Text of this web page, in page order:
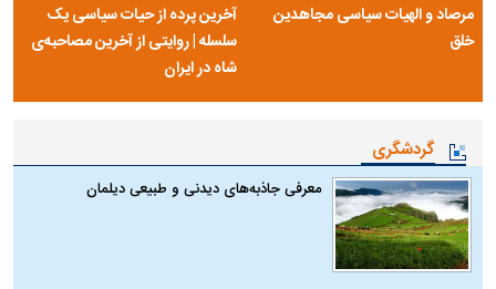
مرصاد و الهیات سیاسی مجاهدین
خلق
آخرین پرده از حیات سیاسی یک
سلسله | روایتی از آخرین مصاحبه‌ی
شاه در ایران
گردشگری
معرفی جاذبه‌های دیدنی و طبیعی دیلمان